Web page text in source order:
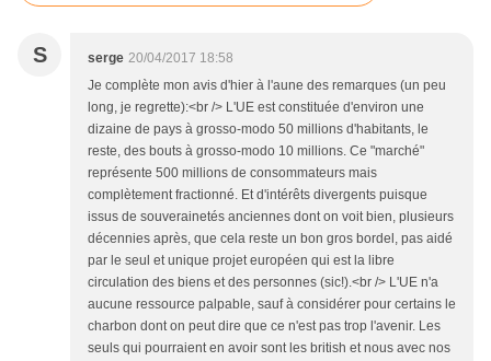
S serge 20/04/2017 18:58
Je complète mon avis d'hier à l'aune des remarques (un peu
long, je regrette):<br /> L'UE est constituée d'environ une
dizaine de pays à grosso-modo 50 millions d'habitants, le
reste, des bouts à grosso-modo 10 millions. Ce "marché"
représente 500 millions de consommateurs mais
complètement fractionné. Et d'intérêts divergents puisque
issus de souverainetés anciennes dont on voit bien, plusieurs
décennies après, que cela reste un bon gros bordel, pas aidé
par le seul et unique projet européen qui est la libre
circulation des biens et des personnes (sic!).<br /> L'UE n'a
aucune ressource palpable, sauf à considérer pour certains le
charbon dont on peut dire que ce n'est pas trop l'avenir. Les
seuls qui pourraient en avoir sont les british et nous avec nos